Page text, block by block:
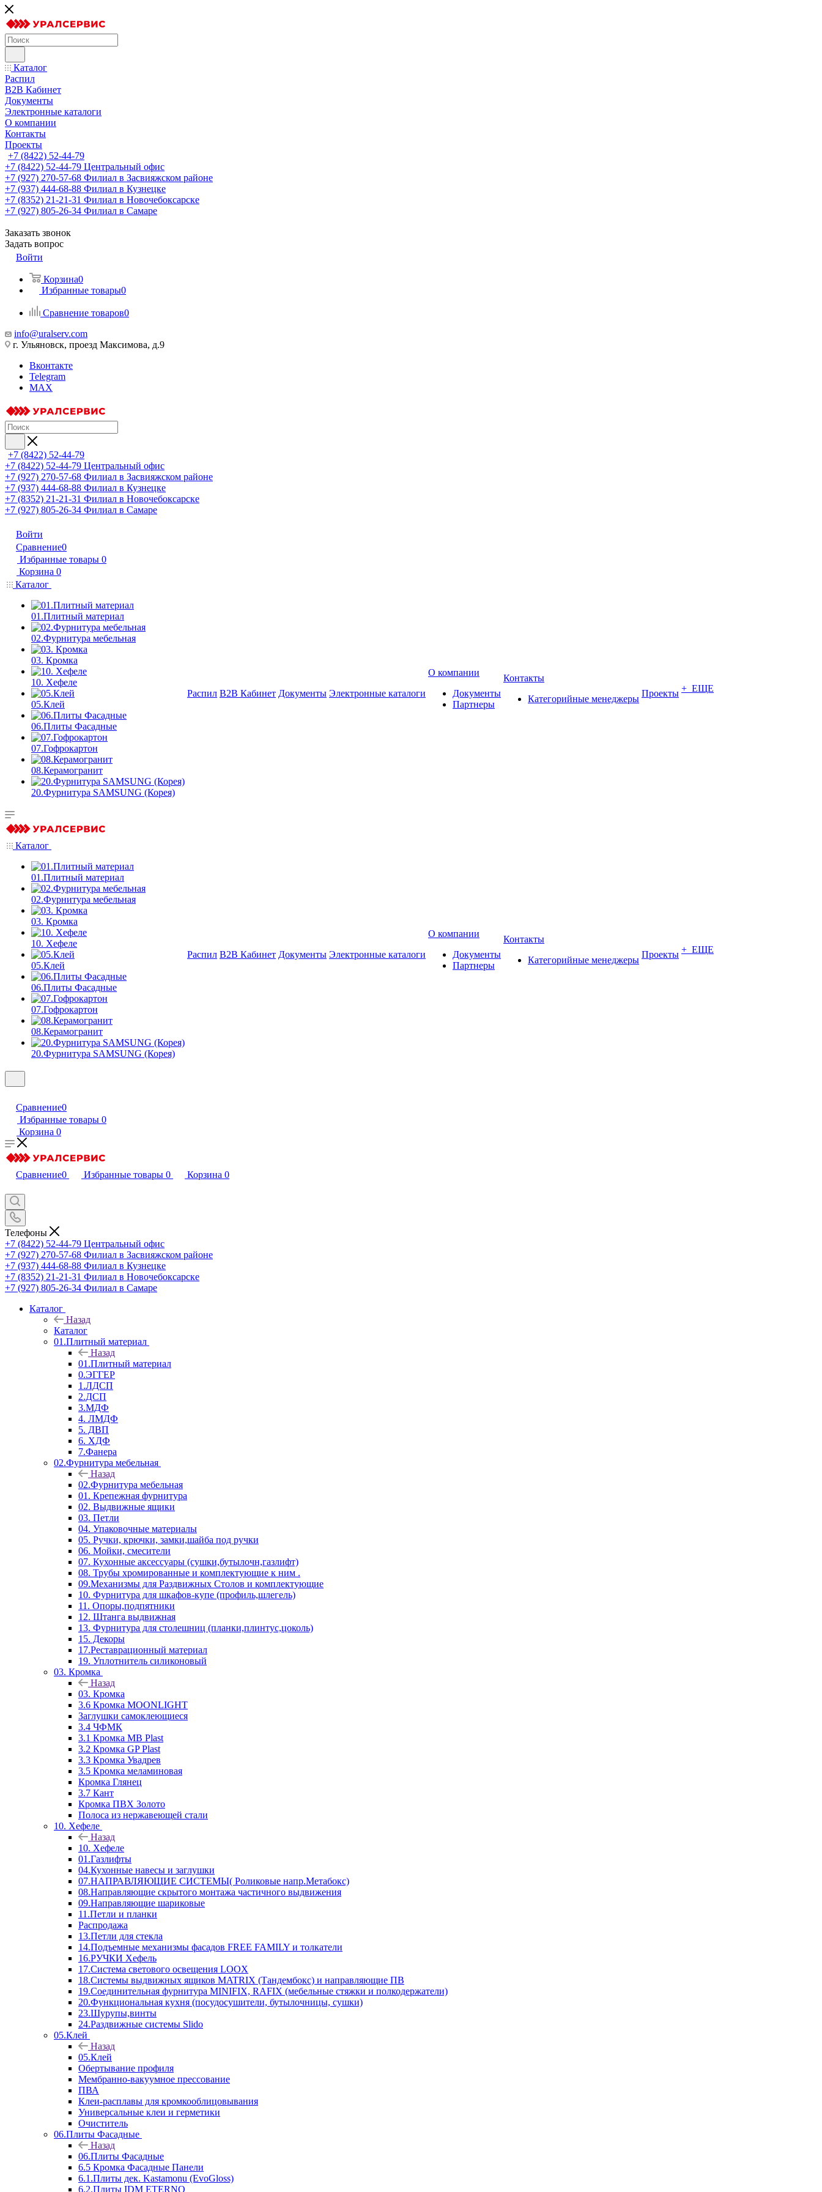
Каталог
Распил
B2B Кабинет
Документы
Электронные каталоги
О компании
Контакты
Проекты
+7 (8422) 52-44-79
+7 (8422) 52-44-79 Центральный офис
+7 (927) 270-57-68 Филиал в Засвияжском районе
+7 (937) 444-68-88 Филиал в Кузнецке
+7 (8352) 21-21-31 Филиал в Новочебоксарске
+7 (927) 805-26-34 Филиал в Самаре
Заказать звонок
Задать вопрос
Войти
Корзина0
Избранные товары0
Сравнение товаров0
info@uralserv.com
г. Ульяновск, проезд Максимова, д.9
Вконтакте
Telegram
MAX
+7 (8422) 52-44-79
+7 (8422) 52-44-79 Центральный офис
+7 (927) 270-57-68 Филиал в Засвияжском районе
+7 (937) 444-68-88 Филиал в Кузнецке
+7 (8352) 21-21-31 Филиал в Новочебоксарске
+7 (927) 805-26-34 Филиал в Самаре
Войти
Сравнение0
Избранные товары 0
Корзина 0
Каталог
01.Плитный материал
02.Фурнитура мебельная
03. Кромка
10. Хефеле
05.Клей
06.Плиты Фасадные
07.Гофрокартон
08.Керамогранит
20.Фурнитура SAMSUNG (Корея)
Распил B2B Кабинет Документы Электронные каталоги
О компании
Документы
Партнеры
Контакты
Категорийные менеджеры
Проекты + ЕЩЕ
Каталог
01.Плитный материал
02.Фурнитура мебельная
03. Кромка
10. Хефеле
05.Клей
06.Плиты Фасадные
07.Гофрокартон
08.Керамогранит
20.Фурнитура SAMSUNG (Корея)
Распил B2B Кабинет Документы Электронные каталоги
О компании
Документы
Партнеры
Контакты
Категорийные менеджеры
Проекты + ЕЩЕ
Сравнение0
Избранные товары 0
Корзина 0
Сравнение0 Избранные товары 0 Корзина 0
Телефоны
+7 (8422) 52-44-79 Центральный офис
+7 (927) 270-57-68 Филиал в Засвияжском районе
+7 (937) 444-68-88 Филиал в Кузнецке
+7 (8352) 21-21-31 Филиал в Новочебоксарске
+7 (927) 805-26-34 Филиал в Самаре
Каталог
Назад
Каталог
01.Плитный материал
Назад
01.Плитный материал
0.ЭГГЕР
1.ЛДСП
2.ДСП
3.МДФ
4. ЛМДФ
5. ДВП
6. ХДФ
7.Фанера
02.Фурнитура мебельная
Назад
02.Фурнитура мебельная
01. Крепежная фурнитура
02. Выдвижные ящики
03. Петли
04. Упаковочные материалы
05. Ручки, крючки, замки,шайба под ручки
06. Мойки, смесители
07. Кухонные аксессуары (сушки,бутылочн,газлифт)
08. Трубы хромированные и комплектующие к ним .
09.Механизмы для Раздвижных Столов и комплектующие
10. Фурнитура для шкафов-купе (профиль,шлегель)
11. Опоры,подпятники
12. Штанга выдвижная
13. Фурнитура для столешниц (планки,плинтус,цоколь)
15. Декоры
17.Реставрационный материал
19. Уплотнитель силиконовый
03. Кромка
Назад
03. Кромка
3.6 Кромка MOONLIGHT
Заглушки самоклеющиеся
3.4 ЧФМК
3.1 Кромка MB Plast
3.2 Кромка GP Plast
3.3 Кромка Увадрев
3.5 Кромка меламиновая
Кромка Глянец
3.7 Кант
Кромка ПВХ Золото
Полоса из нержавеющей стали
10. Хефеле
Назад
10. Хефеле
01.Газлифты
04.Кухонные навесы и заглушки
07.НАПРАВЛЯЮЩИЕ СИСТЕМЫ( Роликовые напр.Метабокс)
08.Направляющие скрытого монтажа частичного выдвижения
09.Направляющие шариковые
11.Петли и планки
Распродажа
13.Петли для стекла
14.Подъемные механизмы фасадов FREE FAMILY и толкатели
16.РУЧКИ Хефель
17.Система светового освещения LOOX
18.Системы выдвижных ящиков MATRIX (Тандембокс) и направляющие ПВ
19.Соединительная фурнитура MINIFIX, RAFIX (мебельные стяжки и полкодержатели)
20.Функциональная кухня (посудосушители, бутылочницы, сушки)
23.Шурупы,винты
24.Раздвижные системы Slido
05.Клей
Назад
05.Клей
Обертывание профиля
Мембранно-вакуумное прессование
ПВА
Клеи-расплавы для кромкооблицовывания
Универсальные клеи и герметики
Очиститель
06.Плиты Фасадные
Назад
06.Плиты Фасадные
6.5 Кромка Фасадные Панели
6.1.Плиты дек. Kastamonu (EvoGloss)
6.2.Плиты IDM ETERNO